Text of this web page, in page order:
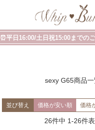
⏰平日16:00/土日祝15:00までの
sexy G65商品
並び替え 価格が安い順 価格
26件中 1-26件